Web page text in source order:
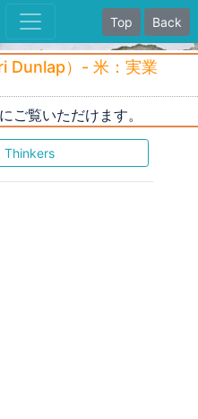
Top Back
Dunlap）- 米：実業
ご覧いただけます。
Thinkers